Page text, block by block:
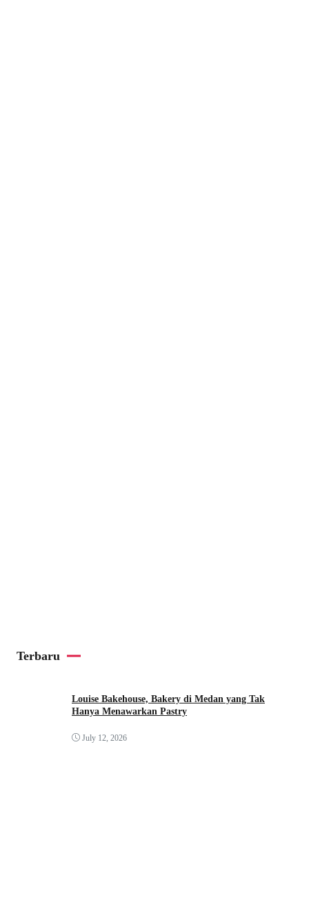
Terbaru
Louise Bakehouse, Bakery di Medan yang Tak
Hanya Menawarkan Pastry
July 12, 2026